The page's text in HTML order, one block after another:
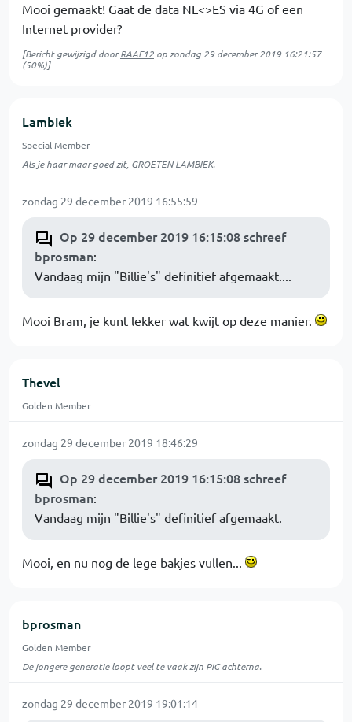
Mooi gemaakt! Gaat de data NL<>ES via 4G of een
Internet provider?
[Bericht gewijzigd doorRAAF12 opzondag 29 december 2019 16:21:57
(50%)]
Lambiek
Special Member
Als je haar maar goed zit, GROETEN LAMBIEK.
zondag 29 december 2019 16:55:59
Op 29 december 2019 16:15:08 schreef
bprosman:
Vandaag mijn "Billie's" definitief afgemaakt....
Mooi Bram, je kunt lekker wat kwijt op deze manier.
Thevel
Golden Member
zondag 29 december 2019 18:46:29
Op 29 december 2019 16:15:08 schreef
bprosman:
Vandaag mijn "Billie's" definitief afgemaakt.
Mooi, en nu nog de lege bakjes vullen...
bprosman
Golden Member
De jongere generatie loopt veel te vaak zijn PIC achterna.
zondag 29 december 2019 19:01:14